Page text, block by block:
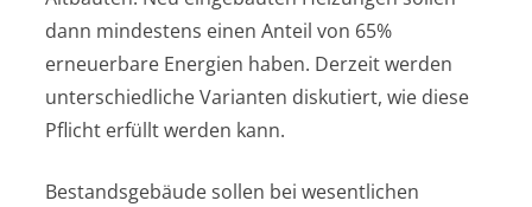
dann mindestens einen Anteil von 65%
erneuerbare Energien haben. Derzeit werden
unterschiedliche Varianten diskutiert, wie diese
Pflicht erfüllt werden kann.
Bestandsgebäude sollen bei wesentlichen